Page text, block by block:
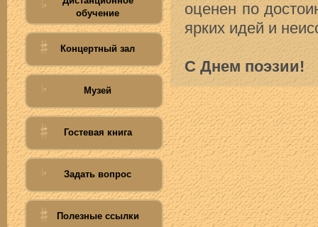
обучение
Концертный зал
Музей
Гостевая книга
Задать вопрос
Полезные ссылки
оценен по
ярких идей и
С Днем поэзии!